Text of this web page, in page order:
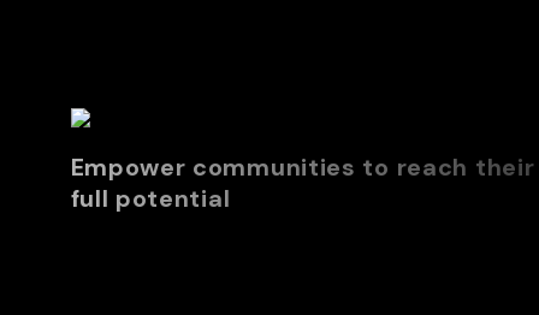
Empower communities to reach their
full potential